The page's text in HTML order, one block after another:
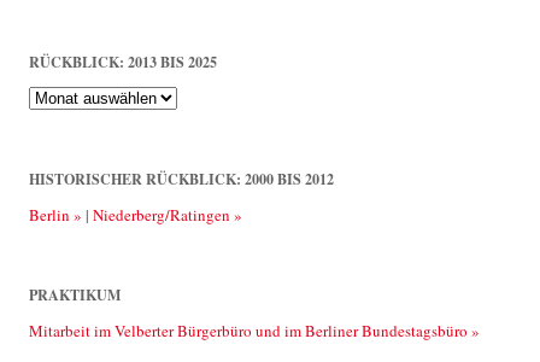
RÜCKBLICK: 2013 BIS 2025
Rückblick:
2013
HISTORISCHER RÜCKBLICK: 2000 BIS 2012
Berlin » | Niederberg/Ratingen »
PRAKTIKUM
Mitarbeit im Velberter Bürgerbüro und im Berliner Bundestagsbüro »